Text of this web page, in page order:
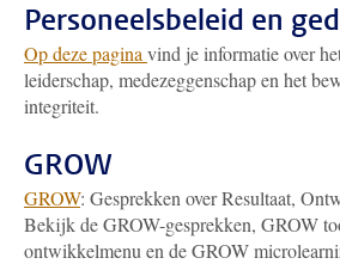
Personeelsbeleid en
Op deze pagina vind je informatie over
leiderschap, medezeggenschap en het
integriteit.
GROW
GROW: Gesprekken over Resultaat,
Bekijk de GROW-gesprekken, GROW
ontwikkelmenu en de GROW